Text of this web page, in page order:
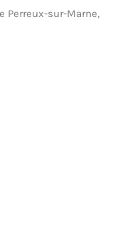
Perreux-sur-Marne,